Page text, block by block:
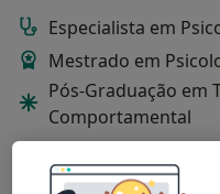
Especialista em
Mestrado em
Pós-Graduação em
Comportamental
Dra. Virgínia Antunes.